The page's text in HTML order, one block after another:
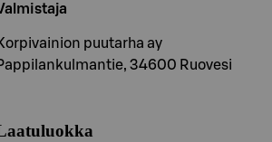
puutarha ay
34600 Ruovesi